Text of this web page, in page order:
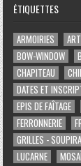
ÉTIQUETTES
ARMOIRIES
BOW-WINDOW
CHAPITEAU
DATES ET
EPIS DE FAÎTAGE
FERRONNERIE
GRILLES -
LUCARNE